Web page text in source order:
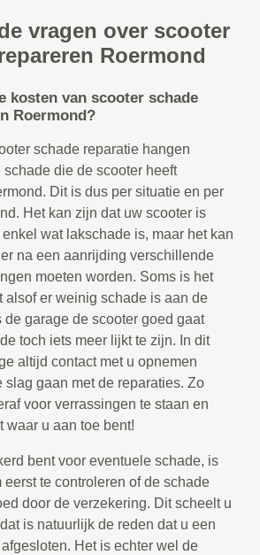
vragen over scooter
Roermond
kosten van scooter schade
Roermond?
schade reparatie hangen
die de scooter heeft
Dit is dus per situatie en per
Het kan zijn dat uw scooter is
wat lakschade is, maar het kan
na een aanrijding verschillende
moeten worden. Soms is het
alsof er weinig schade is aan de
de garage de scooter goed gaat
toch iets meer lijkt te zijn. In dit
altijd contact met u opnemen
slag gaan met de reparaties. Zo
voor verrassingen te staan en
waar u aan toe bent!
bent voor eventuele schade, is
eerst te controleren of de schade
door de verzekering. Dit scheelt u
is natuurlijk de reden dat u een
Het is echter wel de